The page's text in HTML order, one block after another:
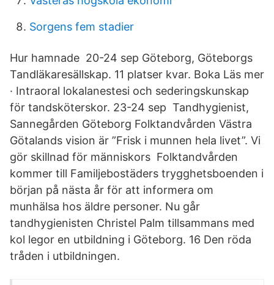
Sorgens fem stadier
Hur hamnade 20-24 sep Göteborg, Göteborgs
Tandläkaresällskap. 11 platser kvar. Boka Läs mer
· Intraoral lokalanestesi och sederingskunskap
för tandsköterskor. 23-24 sep Tandhygienist,
Sannegården Göteborg Folktandvården Västra
Götalands vision är ”Frisk i munnen hela livet”. Vi
gör skillnad för människors Folktandvården
kommer till Familjebostäders trygghetsboenden i
början på nästa år för att informera om
munhälsa hos äldre personer. Nu går
tandhygienisten Christel Palm tillsammans med
kol legor en utbildning i Göteborg. 16 Den röda
tråden i utbildningen.